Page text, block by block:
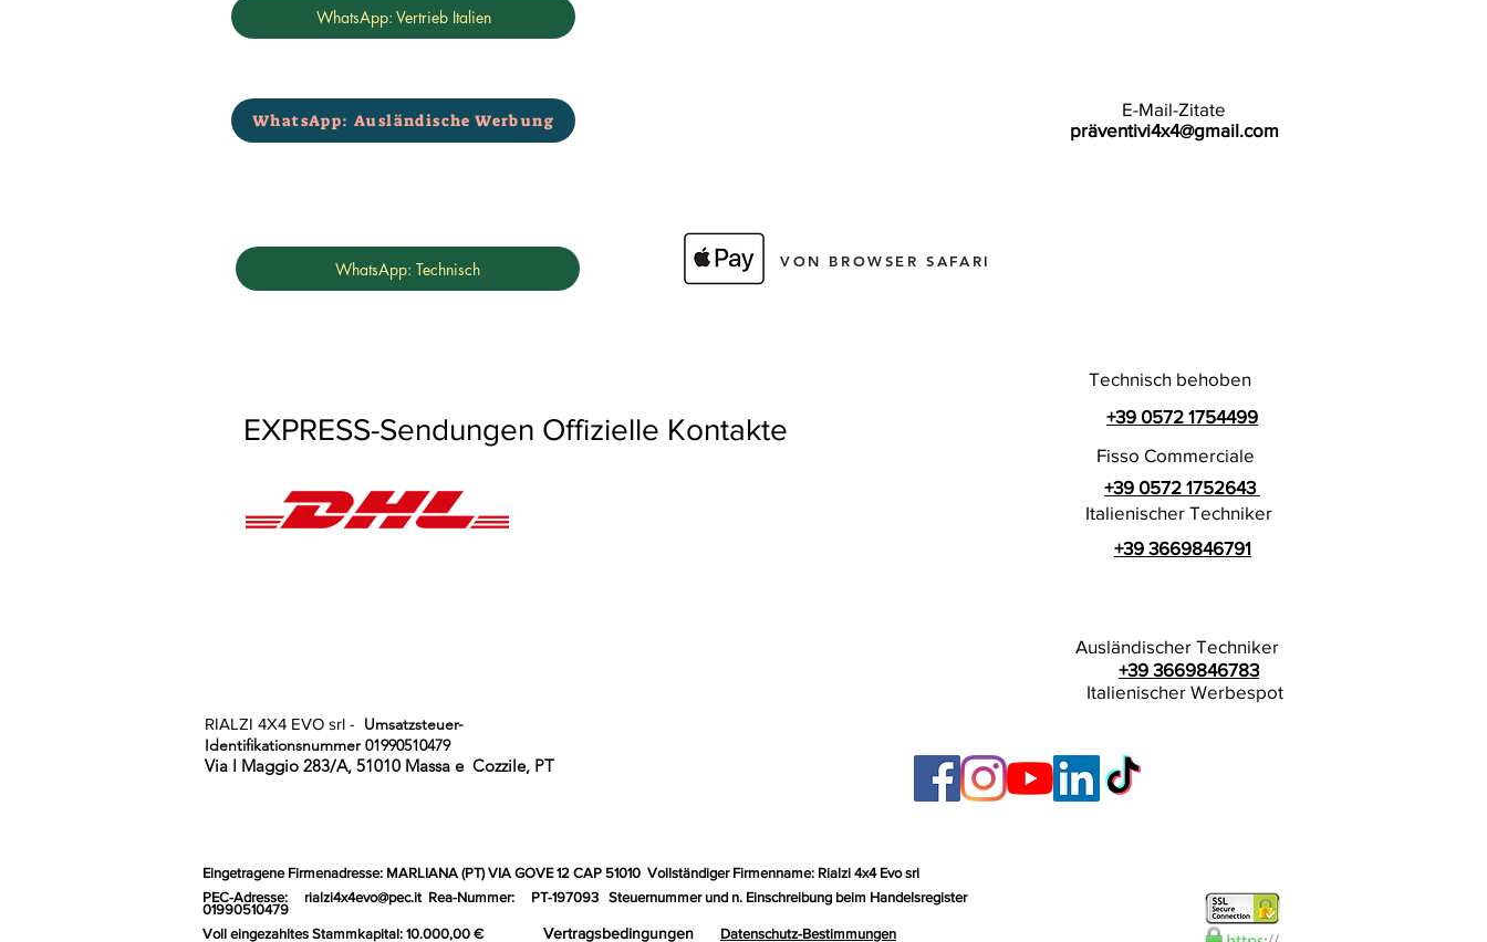
WhatsApp: Vertrieb Italien
WhatsApp: Ausländische Werbung
E-Mail-Zitate
präventivi4x4@gmail.com
WhatsApp: Technisch VON BROWSER SAFARI
Technisch behoben
EXPRESS-Sendungen Offizielle Kontakte
+39 0572 1754499
Fisso Commerciale
+39 0572 1752643
Italienischer Techniker
+39 3669846791
Ausländischer Techniker
+39 3669846783
Italienischer Werbespot
RIALZI 4X4 EVO srl - Umsatzsteuer-
Identifikationsnummer 01990510479
Via I Maggio 283/A, 51010 Massa e Cozzile, PT
Eingetragene Firmenadresse: MARLIANA (PT) VIA GOVE 12 CAP 51010 Vollständiger Firmenname: Rialzi 4x4 Evo srl
PEC-Adresse:
rialzi4x4evo@pec.it Rea-Nummer: PT-197093 Steuernummer und n. Einschreibung beim Handelsregister
01990510479
Voll eingezahltes Stammkapital: 10.000,00 €
Vertragsbedingungen Datenschutz-Bestimmungen